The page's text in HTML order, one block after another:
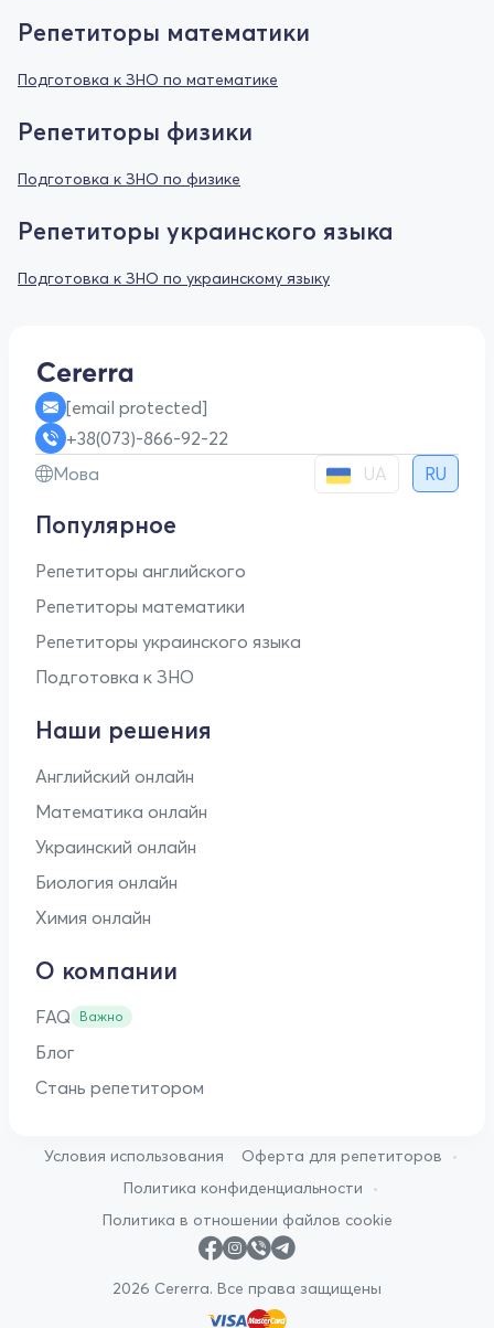
Репетиторы математики
Подготовка к ЗНО по математике
Репетиторы физики
Подготовка к ЗНО по физике
Репетиторы украинского языка
Подготовка к ЗНО по украинскому языку
[email protected]
+38(073)-866-92-22
Мова
UA RU
Популярное
Репетиторы английского
Репетиторы математики
Репетиторы украинского языка
Подготовка к ЗНО
Наши решения
Английский онлайн
Математика онлайн
Украинский онлайн
Биология онлайн
Химия онлайн
О компании
FAQ Важно
Блог
Стань репетитором
2026 Cererra. Все права защищены
Условия использования Оферта для репетиторов •
Политика конфиденциальности •
Политика в отношении файлов cookie